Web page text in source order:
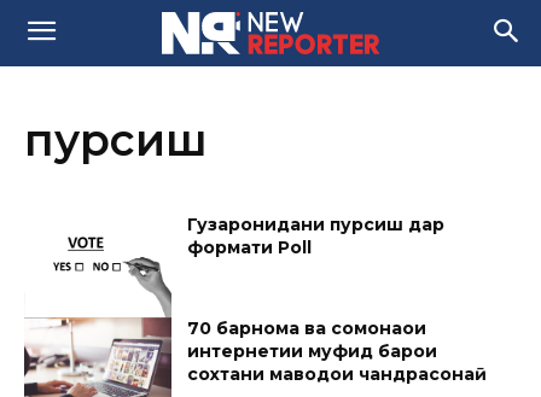
пурсиш
Гузаронидани пурсиш дар
формати Poll
70 барнома ва сомонаҳои
интернетии муфид барои
сохтани маводҳои чандрасонаӣ